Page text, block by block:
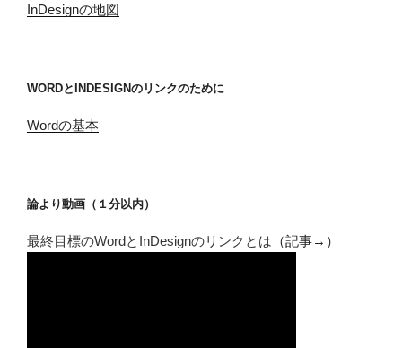
InDesignの地図
WORDとINDESIGNのリンクのために
Wordの基本
論より動画（１分以内）
最終目標のWordとInDesignのリンクとは （記事→）